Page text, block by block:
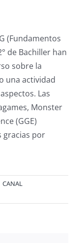
(Fundamentos
de Bachiller han
sobre la
una actividad
Las
Monster
(GGE)
gracias por
CANAL